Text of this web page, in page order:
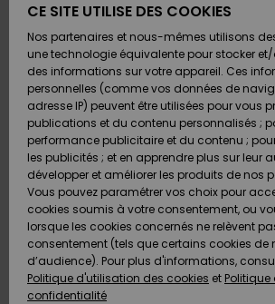
Chaussures
& Tongs
Surf
Snow
Nouveautés
Chaussures
& Tongs
Surf
Snow
Nouveautés
FEMME
A
Découvrir
Snow
SURF
Surf
Shop
Enfant
Highlights
Communauté
SNOW
Snow
Shop
Enfant
Snow
Shop
Femme
A
Découvrir
Communauté
OUTLET
Enfant
Outlet
Femme
AIDE &
CONTACT
Retours
Paiement
Carte
Cadeau
Quiksilver
Freedom
Protection
des
MAGASINS
CE SITE UTILISE DES COOKIES
Nos partenaires et nous-mêmes utilisons
une technologie équivalente pour stocker
des informations sur votre appareil. Ces
personnelles (comme vos données de
adresse IP) peuvent être utilisées pour vous
publications et du contenu personnalisés ;
performance publicitaire et du contenu ;
les publicités ; et en apprendre plus sur leur
développer et améliorer les produits de nos
Vous pouvez paramétrer vos choix pour
cookies soumis à votre consentement, ou
lorsque les cookies concernés ne relèvent
consentement (tels que certains cookies de
d’audience). Pour plus d'informations,
Politique d'utilisation des cookies et Politique
confidentialité